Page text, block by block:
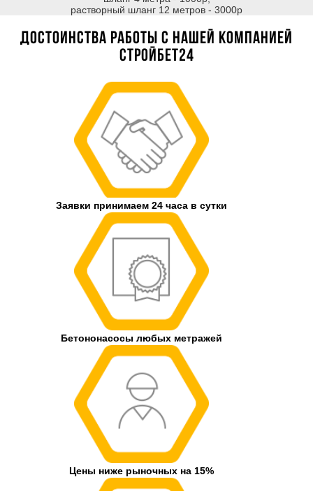
растворный шланг 12 метров - 3000р
Достоинства работы с нашей компанией
Стройбет24
Заявки принимаем 24 часа в сутки
Бетононасосы любых метражей
Цены ниже рыночных на 15%